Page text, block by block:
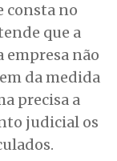
consta no
que a
empresa não
da medida
precisa a
judicial os